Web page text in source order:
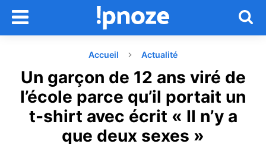
Accueil Actualité
Un garçon de 12 ans viré de
l’école parce qu’il portait un
t-shirt avec écrit « Il n’y a
que deux sexes »